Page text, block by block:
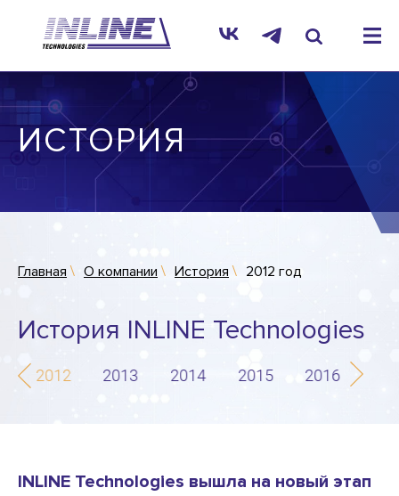
ИСТОРИЯ
Главная О компании История 2012 год
История INLINE Technologies
2012 2013 2014 2015 2016
INLINE Technologies вышла на новый этап